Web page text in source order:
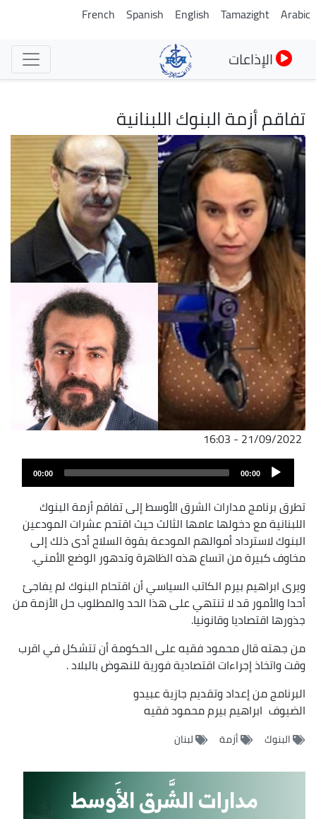
تجاوز
Arabic
Tamazight
English
Spanish
French
الإذاعات
تفاقم أزمة البنوك اللبنانية
الصورة
21/09/2022 - 16:03
Audio
Player
00:00
00:00
تطرق برنامج مدارات الشرق الأوسط إلى تفاقم أزمة البنوك
اللبنانية مع دخولها عامها الثالث حيث اقتحم عشرات المودعين
البنوك لاسترداد أموالهم المودعة بقوة السلاح أدى ذلك إلى
مخاوف كبيرة من اتساع هذه الظاهرة وتدهور الوضع الأمني.
ويرى ابراهيم بيرم الكاتب السياسي أن اقتحام البنوك لم يفاجئ
أحدا والأمور قد لا تنتهي على هذا الحد والمطلوب حل الأزمة من
جذورها اقتصاديا وقانونيا.
من جهته قال محمود فقيه على الحكومة أن تتشكل في اقرب
وقت واتخاذ إجراءات اقتصادية فورية للنهوض بالبلاد .
البرنامج من إعداد وتقديم جازية عبيدو
الضيوف ابراهيم بيرممحمود فقيه
البنوك أزمة لبنان